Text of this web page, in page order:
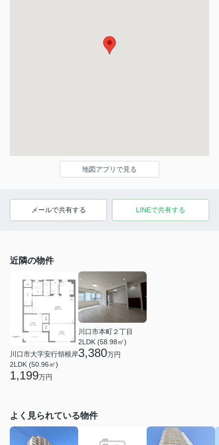
地図アプリで見る
メールで共有する LINEで共有する
近隣の物件
川口市大字安行領根岸
2LDK (50.96㎡)
1,199万円
川口市本町２丁目
2LDK (58.98㎡)
3,380万円
よく見られている物件